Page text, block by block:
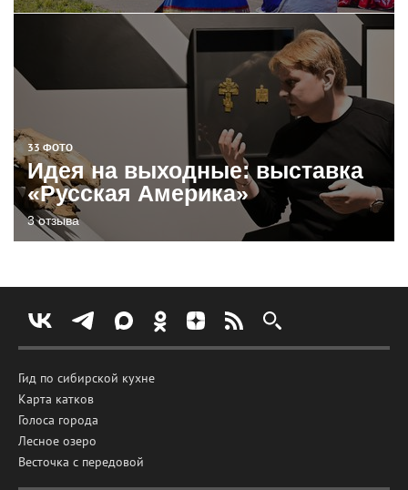
33 ФОТО
Идея на выходные: выставка
«Русская Америка»
3 отзыва
Гид по сибирской кухне
Карта катков
Голоса города
Лесное озеро
Весточка с передовой